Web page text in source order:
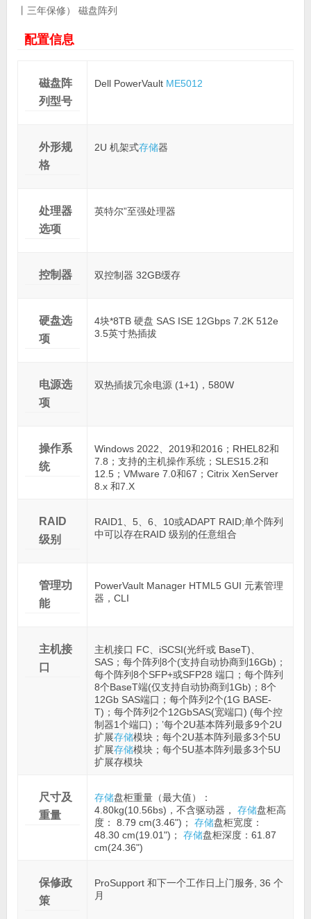
丨三年保修） 磁盘阵列
配置信息
磁盘阵
列型号
Dell PowerVault ME5012
外形规
格
2U 机架式存储器
处理器
选项
英特尔”至强处理器
控制器 双控制器 32GB缓存
硬盘选
项
4块*8TB 硬盘 SAS ISE 12Gbps 7.2K 512e
3.5英寸热插拔
电源选
项
双热插拔冗余电源 (1+1)，580W
操作系
统
Windows 2022、2019和2016；RHEL82和
7.8；支持的主机操作系统；SLES15.2和
12.5；VMware 7.0和67；Citrix XenServer
8.x 和7.X
RAID
级别
RAID1、5、6、10或ADAPT RAID;单个阵列
中可以存在RAID 级别的任意组合
管理功
能
PowerVault Manager HTML5 GUI 元素管理
器，CLI
主机接
口
主机接口 FC、iSCSI(光纤或 BaseT)、
SAS；每个阵列8个(支持自动协商到16Gb)；
每个阵列8个SFP+或SFP28 端口；每个阵列
8个BaseT端(仅支持自动协商到1Gb)；8个
12Gb SAS端口；每个阵列2个(1G BASE-
T)；每个阵列2个12GbSAS(宽端口) (每个控
制器1个端口)；’每个2U基本阵列最多9个2U
扩展存储模块；每个2U基本阵列最多3个5U
扩展存储模块；每个5U基本阵列最多3个5U
扩展存模块
尺寸及
重量
存储盘柜重量（最大值）：
4.80kg(10.56bs)，不含驱动器， 存储盘柜高
度： 8.79 cm(3.46")； 存储盘柜宽度：
48.30 cm(19.01")； 存储盘柜深度：61.87
cm(24.36")
保修政
策
ProSupport 和下一个工作日上门服务, 36 个
月